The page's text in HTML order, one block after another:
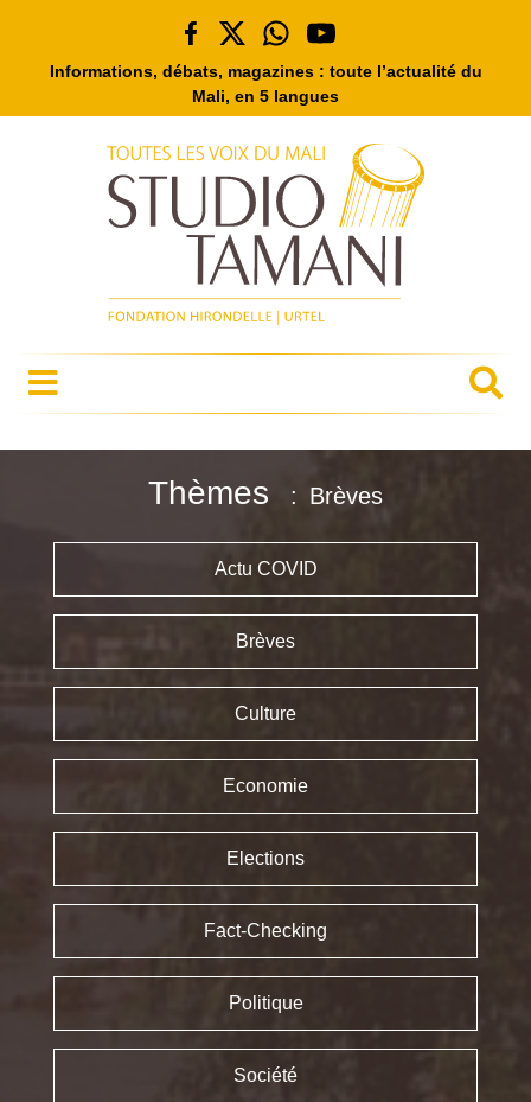
Informations, débats, magazines : toute l’actualité du
Mali, en 5 langues
Thèmes Brèves
Actu COVID
Brèves
Culture
Economie
Elections
Fact-Checking
Politique
Société